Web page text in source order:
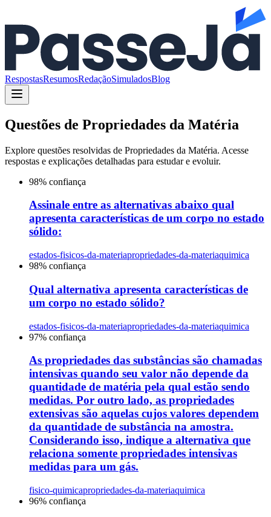
RespostasResumosRedaçãoSimuladosBlog
Questões de Propriedades da Matéria
Explore questões resolvidas de Propriedades da Matéria. Acesse
respostas e explicações detalhadas para estudar e evoluir.
98% confiança
Assinale entre as alternativas abaixo qual
apresenta características de um corpo no estado
sólido:
estados-fisicos-da-materiapropriedades-da-materiaquimica
98% confiança
Qual alternativa apresenta características de
um corpo no estado sólido?
estados-fisicos-da-materiapropriedades-da-materiaquimica
97% confiança
As propriedades das substâncias são chamadas
intensivas quando seu valor não depende da
quantidade de matéria pela qual estão sendo
medidas. Por outro lado, as propriedades
extensivas são aquelas cujos valores dependem
da quantidade de substância na amostra.
Considerando isso, indique a alternativa que
relaciona somente propriedades intensivas
medidas para um gás.
fisico-quimicapropriedades-da-materiaquimica
96% confiança